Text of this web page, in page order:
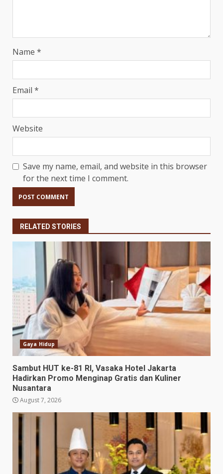
Name *
Email *
Website
Save my name, email, and website in this browser
for the next time I comment.
RELATED STORIES
Gaya Hidup
Sambut HUT ke-81 RI, Vasaka Hotel Jakarta
Hadirkan Promo Menginap Gratis dan Kuliner
Nusantara
August 7, 2026